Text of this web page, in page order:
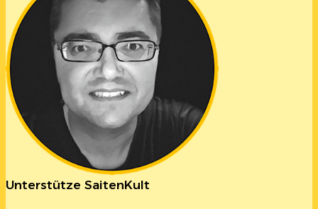
Unterstütze SaitenKult